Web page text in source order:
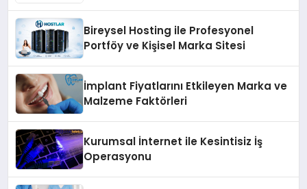
Bireysel Hosting ile Profesyonel
Portföy ve Kişisel Marka Sitesi
İmplant Fiyatlarını Etkileyen Marka ve
Malzeme Faktörleri
Kurumsal İnternet ile Kesintisiz İş
Operasyonu